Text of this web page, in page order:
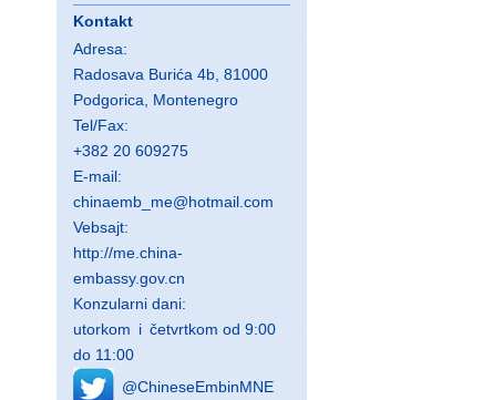
Kontakt
Adresa:
Radosava Burića 4b, 81000
Podgorica, Montenegro
Tel/Fax:
+382 20 609275
E-mail:
chinaemb_me@hotmail.com
Vebsajt:
http://me.china-
embassy.gov.cn
Konzularni dani:
utorkom i četvrtkom od 9:00
do 11:00
@ChineseEmbinMNE